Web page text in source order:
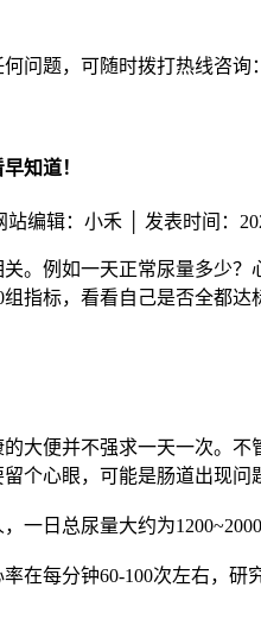
问题，可随时拨打热线咨询：
知道！
站编辑：小禾 │ 发表时间：
例如一天正常尿量多少？
指标，看看自己是否全都达
便并不强求一天一次。不
个心眼，可能是肠道出现问
日总尿量大约为1200~2000
每分钟60-100次左右，研